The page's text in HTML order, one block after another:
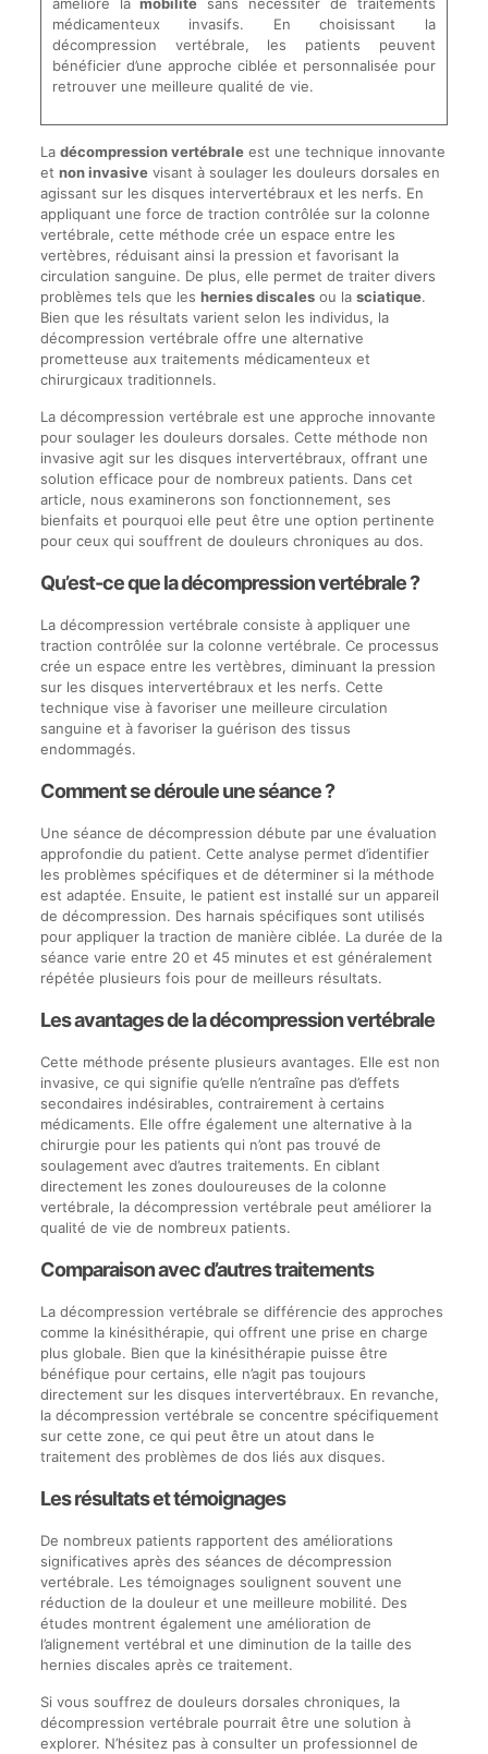
médicamenteux invasifs. En choisissant la
décompression vertébrale, les patients peuvent
bénéficier d’une approche ciblée et personnalisée pour
retrouver une meilleure qualité de vie.
La décompression vertébraleest une technique innovante
et non invasivevisant à soulager les douleurs dorsales en
agissant sur les disques intervertébraux et les nerfs. En
appliquant une force de traction contrôlée sur la colonne
vertébrale, cette méthode crée un espace entre les
vertèbres, réduisant ainsi la pression et favorisant la
circulation sanguine. De plus, elle permet de traiter divers
problèmes tels que les hernies discalesou la sciatique.
Bien que les résultats varient selon les individus, la
décompression vertébrale offre une alternative
prometteuse aux traitements médicamenteux et
chirurgicaux traditionnels.
La décompression vertébrale est une approche innovante
pour soulager les douleurs dorsales. Cette méthode non
invasive agit sur les disques intervertébraux, offrant une
solution efficace pour de nombreux patients. Dans cet
article, nous examinerons son fonctionnement, ses
bienfaits et pourquoi elle peut être une option pertinente
pour ceux qui souffrent de douleurs chroniques au dos.
Qu’est-ce que la décompression vertébrale ?
La décompression vertébrale consiste à appliquer une
traction contrôlée sur la colonne vertébrale. Ce processus
crée un espace entre les vertèbres, diminuant la pression
sur les disques intervertébraux et les nerfs. Cette
technique vise à favoriser une meilleure circulation
sanguine et à favoriser la guérison des tissus
endommagés.
Comment se déroule une séance ?
Une séance de décompression débute par une évaluation
approfondie du patient. Cette analyse permet d’identifier
les problèmes spécifiques et de déterminer si la méthode
est adaptée. Ensuite, le patient est installé sur un appareil
de décompression. Des harnais spécifiques sont utilisés
pour appliquer la traction de manière ciblée. La durée de la
séance varie entre 20 et 45 minutes et est généralement
répétée plusieurs fois pour de meilleurs résultats.
Les avantages de la décompression vertébrale
Cette méthode présente plusieurs avantages. Elle est non
invasive, ce qui signifie qu’elle n’entraîne pas d’effets
secondaires indésirables, contrairement à certains
médicaments. Elle offre également une alternative à la
chirurgie pour les patients qui n’ont pas trouvé de
soulagement avec d’autres traitements. En ciblant
directement les zones douloureuses de la colonne
vertébrale, la décompression vertébrale peut améliorer la
qualité de vie de nombreux patients.
Comparaison avec d’autres traitements
La décompression vertébrale se différencie des approches
comme la kinésithérapie, qui offrent une prise en charge
plus globale. Bien que la kinésithérapie puisse être
bénéfique pour certains, elle n’agit pas toujours
directement sur les disques intervertébraux. En revanche,
la décompression vertébrale se concentre spécifiquement
sur cette zone, ce qui peut être un atout dans le
traitement des problèmes de dos liés aux disques.
Les résultats et témoignages
De nombreux patients rapportent des améliorations
significatives après des séances de décompression
vertébrale. Les témoignages soulignent souvent une
réduction de la douleur et une meilleure mobilité. Des
études montrent également une amélioration de
l’alignement vertébral et une diminution de la taille des
hernies discales après ce traitement.
Si vous souffrez de douleurs dorsales chroniques, la
décompression vertébrale pourrait être une solution à
explorer. N’hésitez pas à consulter un professionnel de